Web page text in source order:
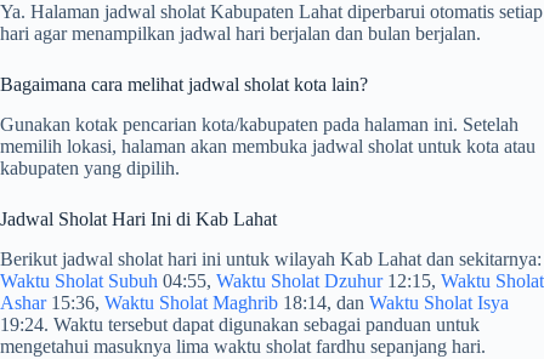
Ya. Halaman jadwal sholat Kabupaten Lahat diperbarui otomatis setiap
hari agar menampilkan jadwal hari berjalan dan bulan berjalan.
Bagaimana cara melihat jadwal sholat kota lain?
Gunakan kotak pencarian kota/kabupaten pada halaman ini. Setelah
memilih lokasi, halaman akan membuka jadwal sholat untuk kota atau
kabupaten yang dipilih.
Jadwal Sholat Hari Ini di Kab Lahat
Berikut jadwal sholat hari ini untuk wilayah Kab Lahat dan sekitarnya:
Waktu Sholat Subuh 04:55, Waktu Sholat Dzuhur12:15, Waktu Sholat
Ashar15:36, Waktu Sholat Maghrib 18:14, dan Waktu Sholat Isya
19:24. Waktu tersebut dapat digunakan sebagai panduan untuk
mengetahui masuknya lima waktu sholat fardhu sepanjang hari.